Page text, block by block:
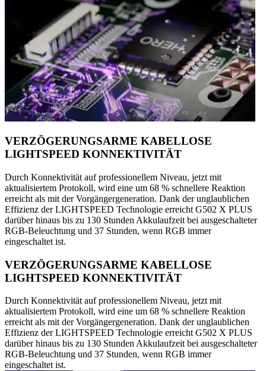
VERZÖGERUNGSARME KABELLOSE
LIGHTSPEED KONNEKTIVITÄT
Durch Konnektivität auf professionellem Niveau, jetzt mit
aktualisiertem Protokoll, wird eine um 68 % schnellere Reaktion
erreicht als mit der Vorgängergeneration. Dank der unglaublichen
Effizienz der LIGHTSPEED Technologie erreicht G502 X PLUS
darüber hinaus bis zu 130 Stunden Akkulaufzeit bei ausgeschalteter
RGB-Beleuchtung und 37 Stunden, wenn RGB immer
eingeschaltet ist.
VERZÖGERUNGSARME KABELLOSE
LIGHTSPEED KONNEKTIVITÄT
Durch Konnektivität auf professionellem Niveau, jetzt mit
aktualisiertem Protokoll, wird eine um 68 % schnellere Reaktion
erreicht als mit der Vorgängergeneration. Dank der unglaublichen
Effizienz der LIGHTSPEED Technologie erreicht G502 X PLUS
darüber hinaus bis zu 130 Stunden Akkulaufzeit bei ausgeschalteter
RGB-Beleuchtung und 37 Stunden, wenn RGB immer
eingeschaltet ist.